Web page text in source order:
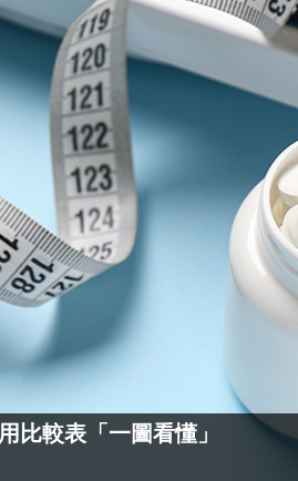
比較表「一圖看懂」